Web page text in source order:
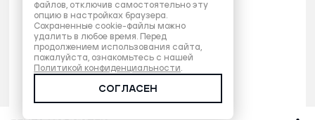
файлов, отключив самостоятельно эту
опцию в настройках браузера.
Сохраненные cookie-файлы можно
удалить в любое время. Перед
продолжением использования сайта,
пожалуйста, ознакомьтесь с нашей
Политикой конфиденциальности.
СОГЛАСЕН